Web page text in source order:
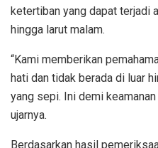
ketertiban yang dapat terjadi
hingga larut malam.
“Kami memberikan
hati dan tidak berada di luar
yang sepi. Ini demi
ujarnya.
Berdasarkan hasil